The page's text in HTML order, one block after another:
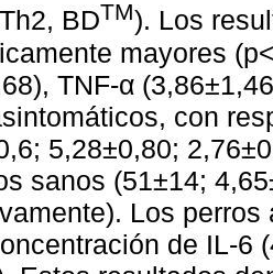
BDTM). Los
mayores
TNF-α
con
5,28±0,80;
sanos (51±14;
Los
de IL-6